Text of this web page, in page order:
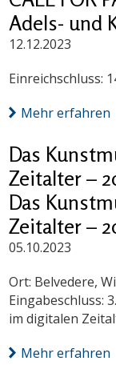
Adels- und
12.12.2023
Einreichschluss:
Mehr erfahren
Das
Zeitalter –
Das
Zeitalter –
05.10.2023
Ort: Belvedere,
Eingabeschluss:
im digitalen
Mehr erfahren